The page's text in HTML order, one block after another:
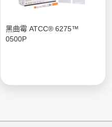
黑曲霉 ATCC® 6275™
0500P